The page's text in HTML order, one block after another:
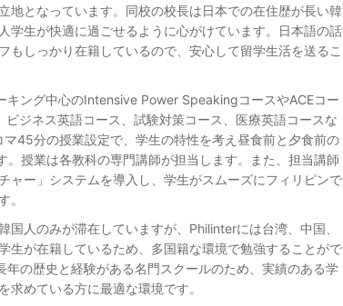
地となっています。同校の校長は日本での在住歴が長い韓
学生が快適に過ごせるように心がけています。日本語の話
もしっかり在籍しているので、安心して留学生活を送るこ
キング中心のIntensive Power SpeakingコースやACEコー
ジネス英語コース、試験対策コース、医療英語コースな
45分の授業設定で、学生の特性を考え昼食前と夕食前の
授業は各教科の専門講師が担当します。また、担当講師
ャー」システムを導入し、学生がスムーズにフィリピンで
。
国人のみが滞在していますが、Philinterには台湾、中国、
生が在籍しているため、多国籍な環境で勉強することがで
の歴史と経験がある名門スクールのため、実績のある学
めている方に最適な環境です。